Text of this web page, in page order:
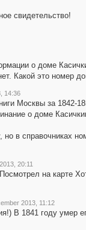
свидетельство!
о доме
Какой это номер
14:36
Москвы за 1842-
о доме
в справочниках
20:11
на карте
2013, 11:12
В 1841 году умер